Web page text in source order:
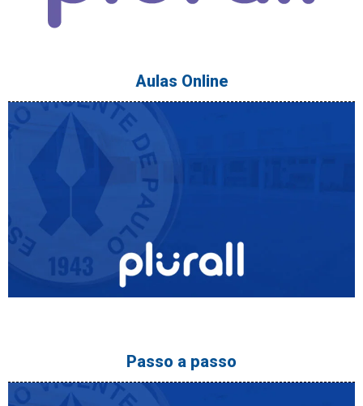
Aulas Online
Passo a passo